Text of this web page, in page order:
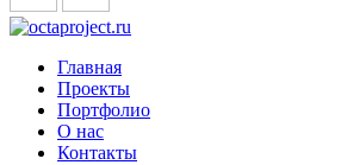
Главная
Проекты
Портфолио
О нас
Контакты